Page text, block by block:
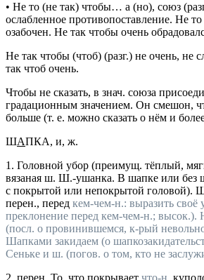
• Не то (не так) чтобы… а (но), союз (
ослабленное противопоставление. Не то
озабочен. Не так чтобы очень
Не так чтобы (чтоб) (разг.) не очень, не
так чтоб очень.
Чтобы не сказать, в знач. союза
градационным значением. Он смешон,
больше (т. е. можно сказать о нём и
ШАПКА, и, ж.
1. Головной убор (преимущ. тёплый,
вязаная ш. Ш.-ушанка. В шапке или без
с покрытой или непокрытой головой).
перен., перед кем-чем-н.: выразить своё
преклонение перед кем-чем-н.; высок.).
(посл. о провинившемся, к-рый
Шапками закидаем (о
Сеньке и ш. (погов. о том, кто не